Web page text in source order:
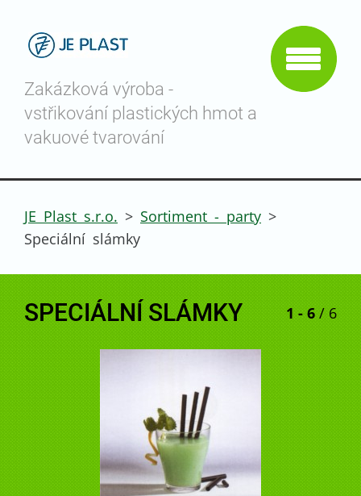
Zakázková výroba -
vstřikování plastických hmot a
vakuové tvarování
JE Plast s.r.o. > Sortiment - party >
Speciální slámky
SPECIÁLNÍ SLÁMKY 1 - 6 / 6